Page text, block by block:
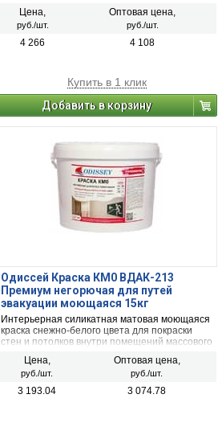
КМ1. Фасовка Евробак - 45 кг.
Цена,
руб./шт.
Оптовая цена,
руб./шт.
4 266 4 108
Купить в 1 клик
Добавить в корзину
Одиссей Краска КМ0 ВДАК-213
Премиум негорючая для путей
эвакуации моющаяся 15кг
Интерьерная силикатная матовая моющаяся
краска снежно-белого цвета для покраски
стен и потолков внутри помещений массового
Цена,
руб./шт.
Оптовая цена,
руб./шт.
3 193.04 3 074.78